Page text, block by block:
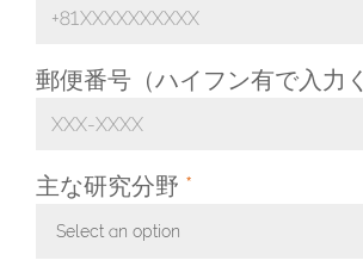
郵便番号（ハイフン有で入力
主な研究分野 *
Select an option